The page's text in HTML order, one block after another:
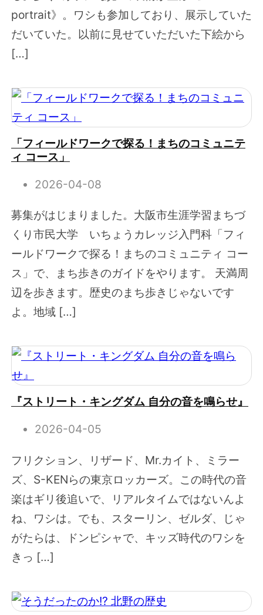
portrait》。ワシも参加しており、展示していた
だいていた。以前に見せていただいた下絵から
[…]
「フィールドワークで探る！まちのコミュニテ
ィ コース」
2026-04-08
募集がはじまりました。大阪市生涯学習まちづ
くり市民大学 いちょうカレッジ入門科「フィ
ールドワークで探る！まちのコミュニティ コー
ス」で、まち歩きのガイドをやります。 天満周
辺を歩きます。歴史のまち歩きじゃないです
よ。地域 […]
『ストリート・キングダム 自分の音を鳴らせ』
2026-04-05
フリクション、リザード、Mr.カイト、ミラー
ズ、S-KENらの東京ロッカーズ。この時代の音
楽はギリ後追いで、リアルタイムではないんよ
ね、ワシは。でも、スターリン、ゼルダ、じゃ
がたらは、ドンピシャで、キッズ時代のワシを
きっ […]